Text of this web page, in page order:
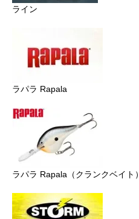
ライン
ラパラ Rapala
ラパラ Rapala（クランクベイト）